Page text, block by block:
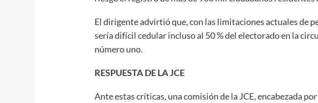
El dirigente advirtió que, con las limitaciones actuales de
sería difícil cedular incluso al 50 % del electorado en la
número uno.
RESPUESTA DE LA JCE
Ante estas críticas, una comisión de la JCE, encabezada